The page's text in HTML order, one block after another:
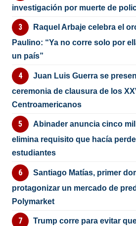
investigación por muerte de
Raquel Arbaje celebra el
Paulino: “Ya no corre solo por
un país”
Juan Luis Guerra se
ceremonia de clausura de los
Centroamericanos
Abinader anuncia cinco
elimina requisito que hacía
estudiantes
Santiago Matías, primer
protagonizar un mercado de
Polymarket
Trump corre para evitar